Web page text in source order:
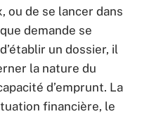
ou de se lancer dans
demande se
un dossier, il
la nature du
d’emprunt. La
financière, le